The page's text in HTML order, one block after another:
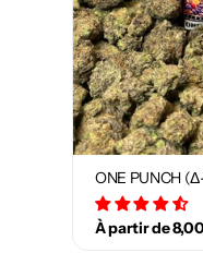
ONE PUNCH
À partir de